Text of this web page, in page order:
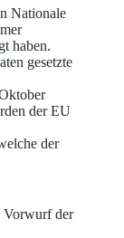
Nationale
haben.
gesetzte
der EU
der
Vorwurf der